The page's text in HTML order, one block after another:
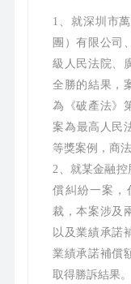
1、就深圳市
團）有限公司
級人民法院、
全勝的結果，
為《破產法》
案為最高人民
等獎案例，商
2、就某金融
償糾紛一案，
裁，本案涉及
以及業績承諾
業績承諾補償
取得勝訴結果。